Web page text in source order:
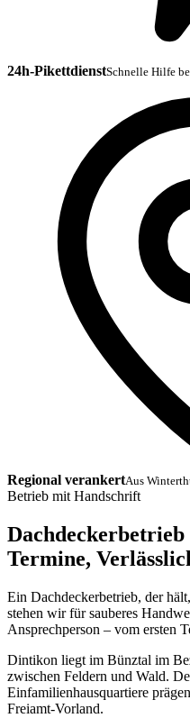
24h-PikettdienstSchnelle Hilfe
Regional verankertAus
Betrieb mit Handschrift
Termine,
Ein Dachdeckerbetrieb, der
stehen wir für sauberes
Ansprechperson – vom ersten
Dintikon liegt im Bünztal im
zwischen Feldern und Wald.
Einfamilienhausquartiere
Freiamt-Vorland.